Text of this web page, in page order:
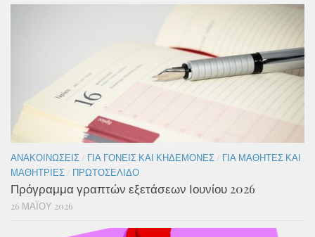
ΑΝΑΚΟΙΝΏΣΕΙΣ / ΓΙΑ ΓΟΝΕΊΣ ΚΑΙ ΚΗΔΕΜΌΝΕΣ / ΓΙΑ ΜΑΘΗΤΈΣ ΚΑΙ
ΜΑΘΉΤΡΙΕΣ / ΠΡΩΤΟΣΈΛΙΔΟ
Πρόγραμμα γραπτών εξετάσεων Ιουνίου 2026
26 ΜΑΪ́ΟΥ 2026